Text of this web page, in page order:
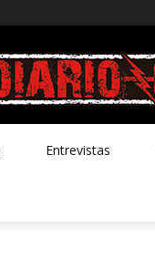
Entrevistas